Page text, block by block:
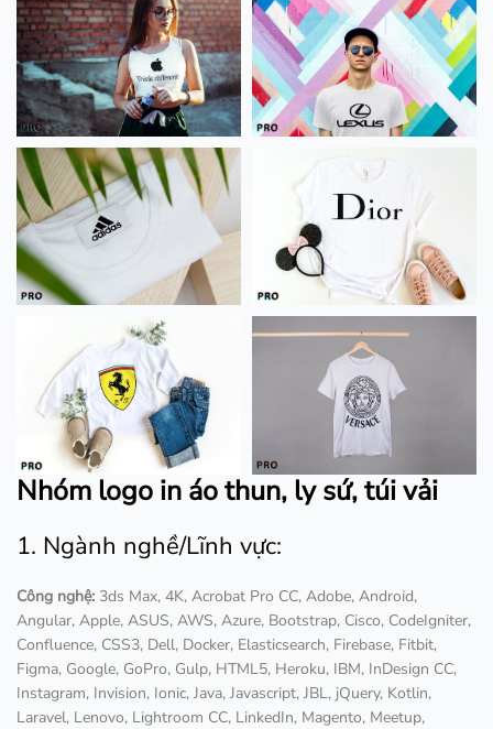
Nhóm logo in áo thun, ly sứ, túi vải
1. Ngành nghề/Lĩnh vực:
Công nghệ: 3ds Max, 4K, Acrobat Pro CC, Adobe, Android,
Angular, Apple, ASUS, AWS, Azure, Bootstrap, Cisco, CodeIgniter,
Confluence, CSS3, Dell, Docker, Elasticsearch, Firebase, Fitbit,
Figma, Google, GoPro, Gulp, HTML5, Heroku, IBM, InDesign CC,
Instagram, Invision, Ionic, Java, Javascript, JBL, jQuery, Kotlin,
Laravel, Lenovo, Lightroom CC, LinkedIn, Magento, Meetup,